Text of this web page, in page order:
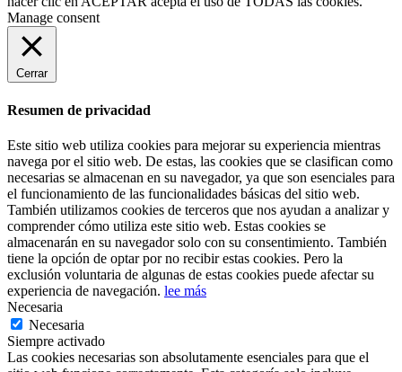
Manage consent
Cerrar
Resumen de privacidad
Este sitio web utiliza cookies para mejorar su experiencia mientras
navega por el sitio web. De estas, las cookies que se clasifican como
necesarias se almacenan en su navegador, ya que son esenciales para
el funcionamiento de las funcionalidades básicas del sitio web.
También utilizamos cookies de terceros que nos ayudan a analizar y
comprender cómo utiliza este sitio web. Estas cookies se
almacenarán en su navegador solo con su consentimiento. También
tiene la opción de optar por no recibir estas cookies. Pero la
exclusión voluntaria de algunas de estas cookies puede afectar su
experiencia de navegación. lee más
Necesaria
Necesaria
Siempre activado
Las cookies necesarias son absolutamente esenciales para que el